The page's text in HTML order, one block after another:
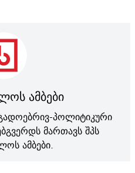
ამბები
პოლიტიკური
მართავს შპს
ამბები.